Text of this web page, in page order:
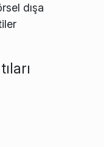
dışa